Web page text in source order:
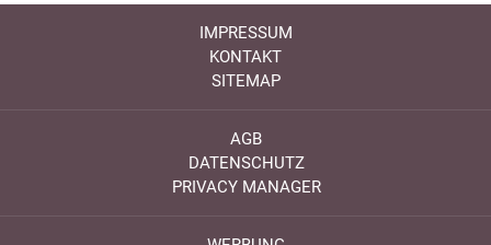
IMPRESSUM
KONTAKT
SITEMAP
AGB
DATENSCHUTZ
PRIVACY MANAGER